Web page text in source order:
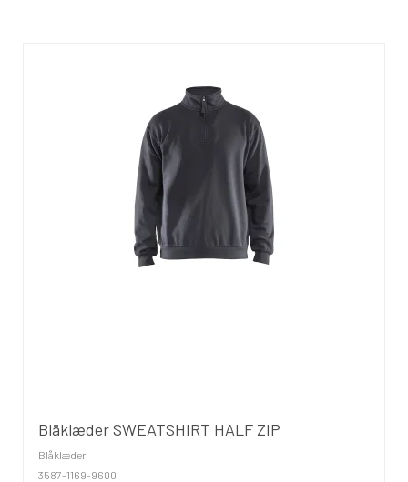
Bläklæder SWEATSHIRT HALF ZIP
Blåklæder
3587-1169-9600